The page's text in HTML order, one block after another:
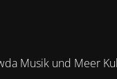
Musik und Meer